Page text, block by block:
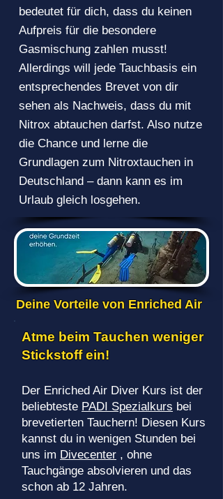
bedeutet für dich, dass du keinen
Aufpreis für die besondere
Gasmischung zahlen musst!
Allerdings will jede Tauchbasis ein
entsprechendes Brevet von dir
sehen als Nachweis, dass du mit
Nitrox abtauchen darfst. Also nutze
die Chance und lerne die
Grundlagen zum Nitroxtauchen in
Deutschland – dann kann es im
Urlaub gleich losgehen.
Deine Vorteile von Enriched Air
Atme beim Tauchen weniger
Stickstoff ein!
Der Enriched Air Diver Kurs ist der
beliebteste PADI Spezialkurs bei
brevetierten Tauchern! Diesen Kurs
kannst du in wenigen Stunden bei
uns im Divecenter , ohne
Tauchgänge absolvieren und das
schon ab 12 Jahren.